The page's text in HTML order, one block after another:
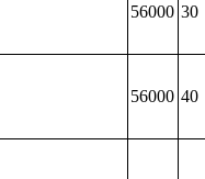
56000 30
56000 40